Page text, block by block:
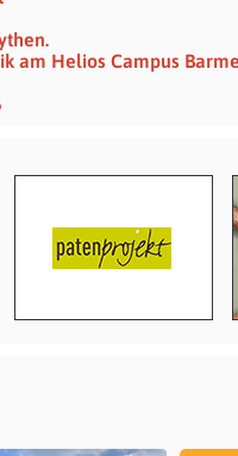
am Helios Campus